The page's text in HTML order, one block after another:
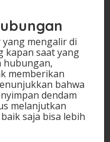
mengalir di
kapan saat yang
hubungan,
memberikan
bahwa
dendam
melanjutkan
saja bisa lebih